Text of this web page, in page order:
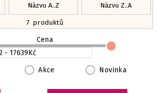
Názvu A..Z
Názvu Z..A
7 produktů
Akce Novinka
Cena